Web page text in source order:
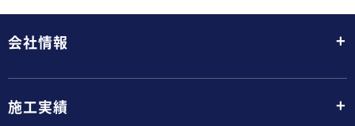
会社情報 +
施工実績 +